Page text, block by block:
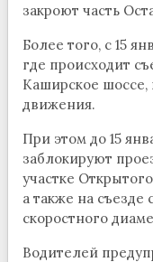
закроют часть
Более того, с 15
где происходит
Каширское шоссе,
движения.
При этом до 15
заблокируют
участке
а также на съезде
скоростного
Водителей